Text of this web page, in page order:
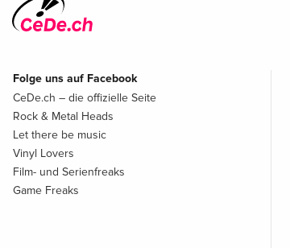
Folge uns auf Facebook
CeDe.ch – die offizielle Seite
Rock & Metal Heads
Let there be music
Vinyl Lovers
Film- und Serienfreaks
Game Freaks